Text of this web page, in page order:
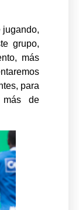
jugando,
grupo,
más
para
de